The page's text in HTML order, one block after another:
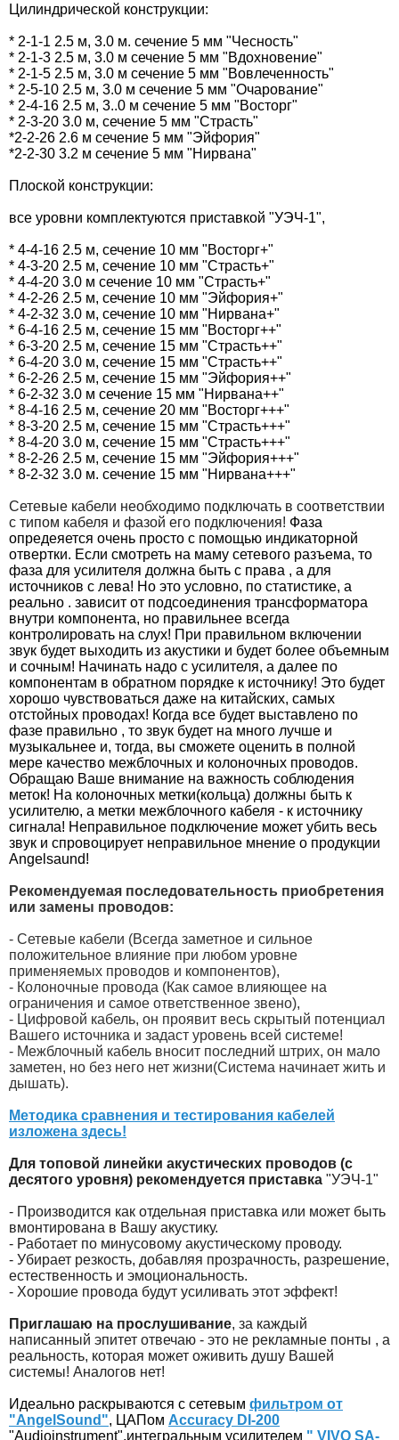
Цилиндрической конструкции:
* 2-1-1 2.5 м, 3.0 м. сечение 5 мм "Чесность"
* 2-1-3 2.5 м, 3.0 м сечение 5 мм "Вдохновение"
* 2-1-5 2.5 м, 3.0 м сечение 5 мм "Вовлеченность"
* 2-5-10 2.5 м, 3.0 м сечение 5 мм "Очарование"
* 2-4-16 2.5 м, 3..0 м сечение 5 мм "Восторг"
* 2-3-20 3.0 м, сечение 5 мм "Страсть"
*2-2-26 2.6 м сечение 5 мм "Эйфория"
*2-2-30 3.2 м сечение 5 мм "Нирвана"
Плоской конструкции:
все уровни комплектуются приставкой "УЭЧ-1",
* 4-4-16 2.5 м, сечение 10 мм "Восторг+"
* 4-3-20 2.5 м, сечение 10 мм "Страсть+"
* 4-4-20 3.0 м сечение 10 мм "Страсть+"
* 4-2-26 2.5 м, сечение 10 мм "Эйфория+"
* 4-2-32 3.0 м, сечение 10 мм "Нирвана+"
* 6-4-16 2.5 м, сечение 15 мм "Восторг++"
* 6-3-20 2.5 м, сечение 15 мм "Страсть++"
* 6-4-20 3.0 м, сечение 15 мм "Страсть++"
* 6-2-26 2.5 м, сечение 15 мм "Эйфория++"
* 6-2-32 3.0 м сечение 15 мм "Нирвана++"
* 8-4-16 2.5 м, сечение 20 мм "Восторг+++"
* 8-3-20 2.5 м, сечение 15 мм "Страсть+++"
* 8-4-20 3.0 м, сечение 15 мм "Страсть+++"
* 8-2-26 2.5 м, сечение 15 мм "Эйфория+++"
* 8-2-32 3.0 м. сечение 15 мм "Нирвана+++"
Сетевые кабели необходимо подключать в соответствии
с типом кабеля и фазой его подключения! Фаза
опредеяется очень просто с помощью индикаторной
отвертки. Если смотреть на маму сетевого разъема, то
фаза для усилителя должна быть с права , а для
источников с лева! Но это условно, по статистике, а
реально . зависит от подсоединения трансформатора
внутри компонента, но правильнее всегда
контролировать на слух! При правильном включении
звук будет выходить из акустики и будет более объемным
и сочным! Начинать надо с усилителя, а далее по
компонентам в обратном порядке к источнику! Это будет
хорошо чувствоваться даже на китайских, самых
отстойных проводах! Когда все будет выставлено по
фазе правильно , то звук будет на много лучше и
музыкальнее и, тогда, вы сможете оценить в полной
мере качество межблочных и колоночных проводов.
Обращаю Ваше внимание на важность соблюдения
меток! На колоночных метки(кольца) должны быть к
усилителю, а метки межблочного кабеля - к источнику
сигнала! Неправильное подключение может убить весь
звук и спровоцирует неправильное мнение о продукции
Angelsaund!
Рекомендуемая последовательность приобретения
или замены проводов:
- Сетевые кабели (Всегда заметное и сильное
положительное влияние при любом уровне
применяемых проводов и компонентов),
- Колоночные провода (Как самое влияющее на
ограничения и самое ответственное звено),
- Цифровой кабель, он проявит весь скрытый потенциал
Вашего источника и задаст уровень всей системе!
- Межблочный кабель вносит последний штрих, он мало
заметен, но без него нет жизни(Система начинает жить и
дышать).
Методика сравнения и тестирования кабелей
изложена здесь!
Для топовой линейки акустических проводов (с
десятого уровня) рекомендуется приставка "УЭЧ-1"
- Производится как отдельная приставка или может быть
вмонтирована в Вашу акустику.
- Работает по минусовому акустическому проводу.
- Убирает резкость, добавляя прозрачность, разрешение,
естественность и эмоциональность.
- Хорошие провода будут усиливать этот эффект!
Приглашаю на прослушивание, за каждый
написанный эпитет отвечаю - это не рекламные понты , а
реальность, которая может оживить душу Вашей
системы! Аналогов нет!
Идеально раскрываются с сетевым фильтром от
"AngelSound", ЦАПом Accuracy DI-200
"Audioinstrument",интегральным усилителем " VIVO SA-